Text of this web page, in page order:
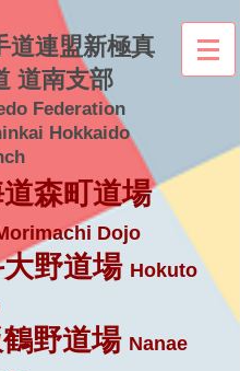
道連盟新極真
道南支部
Federation
Hokkaido
道森町道場
Dojo
大野道場 Hokuto
鶴野道場 Nanae